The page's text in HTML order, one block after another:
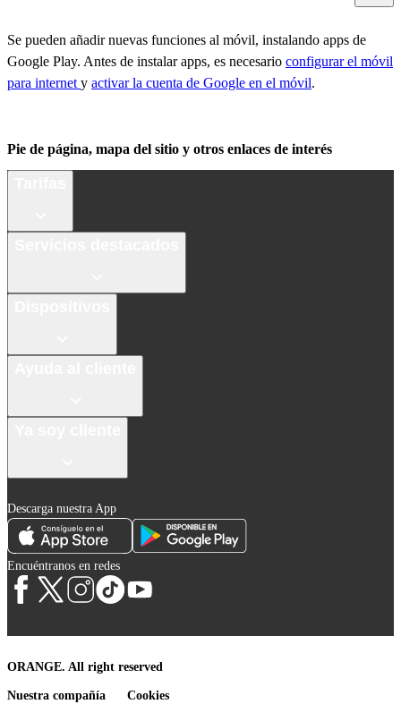
Se pueden añadir nuevas funciones al móvil, instalando apps de
Google Play. Antes de instalar apps, es necesario configurar el móvil
para internet y activar la cuenta de Google en el móvil.
Pie de página, mapa del sitio y otros enlaces de interés
Descarga nuestra App
Encuéntranos en redes
ORANGE. All right reserved
Nuestra compañía Cookies